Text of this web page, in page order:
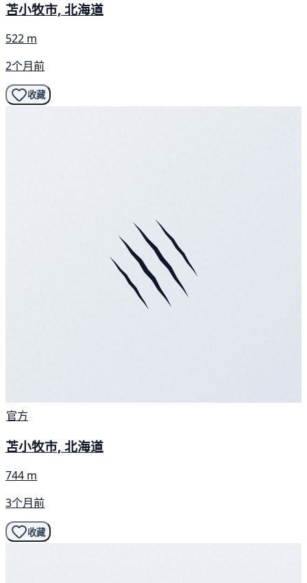
苫小牧市, 北海道
522 m
2个月前
收藏
官方
苫小牧市, 北海道
744 m
3个月前
收藏